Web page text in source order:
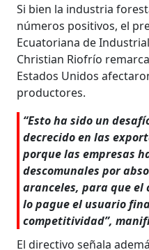
Si bien la industria
números positivos, el
Ecuatoriana de
Christian Riofrío
Estados Unidos
productores.
“Esto ha sido un
decrecido en las
porque las empresas
descomunales por
aranceles, para que el
lo pague el usuario
competitividad”,
El directivo señala